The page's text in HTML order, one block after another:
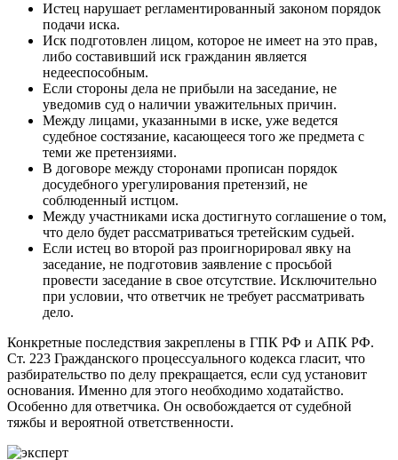
Истец нарушает регламентированный законом порядок
подачи иска.
Иск подготовлен лицом, которое не имеет на это прав,
либо составивший иск гражданин является
недееспособным.
Если стороны дела не прибыли на заседание, не
уведомив суд о наличии уважительных причин.
Между лицами, указанными в иске, уже ведется
судебное состязание, касающееся того же предмета с
теми же претензиями.
В договоре между сторонами прописан порядок
досудебного урегулирования претензий, не
соблюденный истцом.
Между участниками иска достигнуто соглашение о том,
что дело будет рассматриваться третейским судьей.
Если истец во второй раз проигнорировал явку на
заседание, не подготовив заявление с просьбой
провести заседание в свое отсутствие. Исключительно
при условии, что ответчик не требует рассматривать
дело.
Конкретные последствия закреплены в ГПК РФ и АПК РФ.
Ст. 223 Гражданского процессуального кодекса гласит, что
разбирательство по делу прекращается, если суд установит
основания. Именно для этого необходимо ходатайство.
Особенно для ответчика. Он освобождается от судебной
тяжбы и вероятной ответственности.